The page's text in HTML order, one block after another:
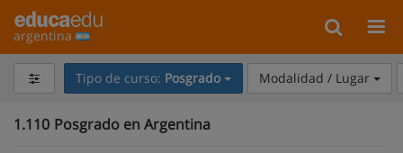
argentina
Tipo de curso: Posgrado Modalidad / Lugar
1.110 Posgrado en Argentina